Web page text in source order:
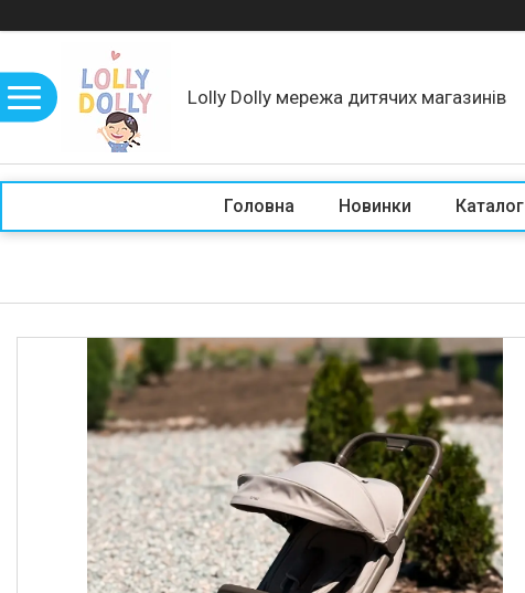
Lolly Dolly мережа дитячих магазинів
Головна Новинки Каталог